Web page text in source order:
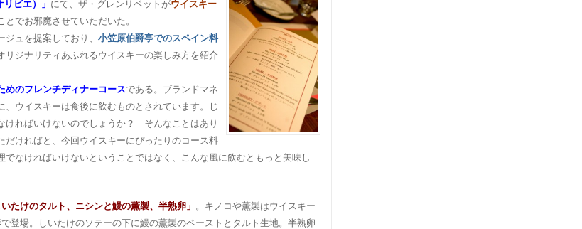
ビエ）」 にて、ザ・グレンリベットがウイスキー
とでお邪魔させていただいた。
ュを提案しており、 小笠原伯爵亭でのスペイン料
リジナリティあふれるウイスキーの楽しみ方を紹介
めのフレンチディナーコースである。ブランドマネ
、ウイスキーは食後に飲むものとされています。じ
ければいけないのでしょうか？ そんなことはあり
ければと、今回ウイスキーにぴったりのコース料
なければいけないということではなく、こんな風に飲むともっと美味し
いたけのタルト、ニシンと鰻の薫製、半熟卵」 。キノコや薫製はウイスキー
登場。しいたけのソテーの下に鰻の薫製のペーストとタルト生地。半熟卵